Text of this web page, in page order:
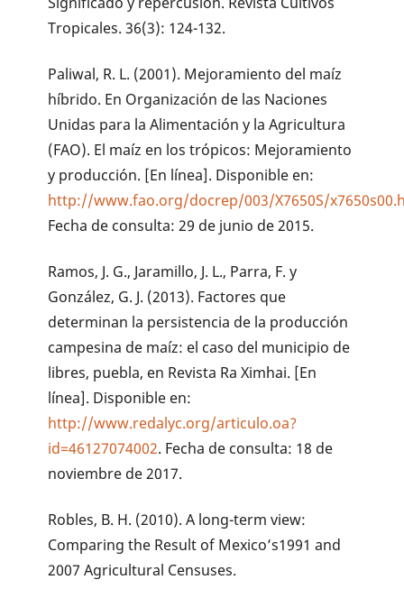
Tropicales. 36(3): 124-132.
Paliwal, R. L. (2001). Mejoramiento del maíz
híbrido. En Organización de las Naciones
Unidas para la Alimentación y la Agricultura
(FAO). El maíz en los trópicos: Mejoramiento
y producción. [En línea]. Disponible en:
http://www.fao.org/docrep/003/X7650S/
Fecha de consulta: 29 de junio de 2015.
Ramos, J. G., Jaramillo, J. L., Parra, F. y
González, G. J. (2013). Factores que
determinan la persistencia de la producción
campesina de maíz: el caso del municipio de
libres, puebla, en Revista Ra Ximhai. [En
línea]. Disponible en:
http://www.redalyc.org/articulo.oa?
id=46127074002. Fecha de consulta: 18 de
noviembre de 2017.
Robles, B. H. (2010). A long-term view:
Comparing the Result of Mexico’s1991 and
2007 Agricultural Censuses.